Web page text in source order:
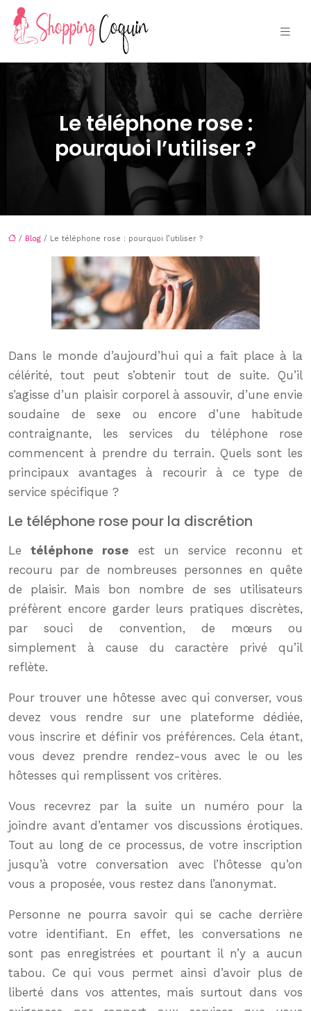
Le téléphone rose :
pourquoi l’utiliser ?
/ Blog / Le téléphone rose : pourquoi l’utiliser ?
Dans le monde d’aujourd’hui qui a fait place à la
célérité, tout peut s’obtenir tout de suite. Qu’il
s’agisse d’un plaisir corporel à assouvir, d’une envie
soudaine de sexe ou encore d’une habitude
contraignante, les services du téléphone rose
commencent à prendre du terrain. Quels sont les
principaux avantages à recourir à ce type de
service spécifique ?
Le téléphone rose pour la discrétion
Le téléphone rose est un service reconnu et
recouru par de nombreuses personnes en quête
de plaisir. Mais bon nombre de ses utilisateurs
préfèrent encore garder leurs pratiques discrètes,
par souci de convention, de mœurs ou
simplement à cause du caractère privé qu’il
reflète.
Pour trouver une hôtesse avec qui converser, vous
devez vous rendre sur une plateforme dédiée,
vous inscrire et définir vos préférences. Cela étant,
vous devez prendre rendez-vous avec le ou les
hôtesses qui remplissent vos critères.
Vous recevrez par la suite un numéro pour la
joindre avant d’entamer vos discussions érotiques.
Tout au long de ce processus, de votre inscription
jusqu’à votre conversation avec l’hôtesse qu’on
vous a proposée, vous restez dans l’anonymat.
Personne ne pourra savoir qui se cache derrière
votre identifiant. En effet, les conversations ne
sont pas enregistrées et pourtant il n’y a aucun
tabou. Ce qui vous permet ainsi d’avoir plus de
liberté dans vos attentes, mais surtout dans vos